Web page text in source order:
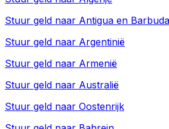
Stuur geld naar Antigua en Barbuda
Stuur geld naar Argentinië
Stuur geld naar Armenië
Stuur geld naar Australië
Stuur geld naar Oostenrijk